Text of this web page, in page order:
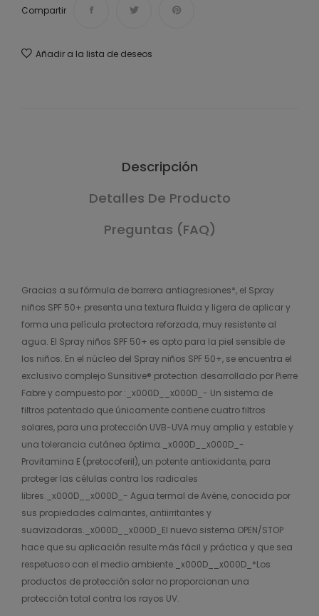
Compartir
Añadir a la lista de deseos
Descripción
Detalles De Producto
Preguntas (FAQ)
Gracias a su fórmula de barrera antiagresiones*, el Spray
niños SPF 50+ presenta una textura fluida y ligera de aplicar y
forma una película protectora reforzada, muy resistente al
agua. El Spray niños SPF 50+ es apto para la piel sensible de
los niños. En el núcleo del Spray niños SPF 50+, se encuentra el
exclusivo complejo Sunsitive® protection desarrollado por Pierre
Fabre y compuesto por :_x000D__x000D_- Un sistema de
filtros patentado que únicamente contiene cuatro filtros
solares, para una protección UVB-UVA muy amplia y estable y
una tolerancia cutánea óptima._x000D__x000D_-
Provitamina E (pretocoferil), un potente antioxidante, para
proteger las células contra los radicales
libres._x000D__x000D_- Agua termal de Avène, conocida por
sus propiedades calmantes, antiirritantes y
suavizadoras._x000D__x000D_El nuevo sistema OPEN/STOP
hace que su aplicación resulte más fácil y práctica y que sea
respetuoso con el medio ambiente._x000D__x000D_*Los
productos de protección solar no proporcionan una
protección total contra los rayos UV.